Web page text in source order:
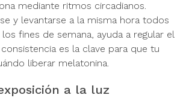
mediante ritmos circadianos.
y levantarse a la misma hora todos
fines de semana, ayuda a regular el
es la clave para que tu
liberar melatonina.
a la luz